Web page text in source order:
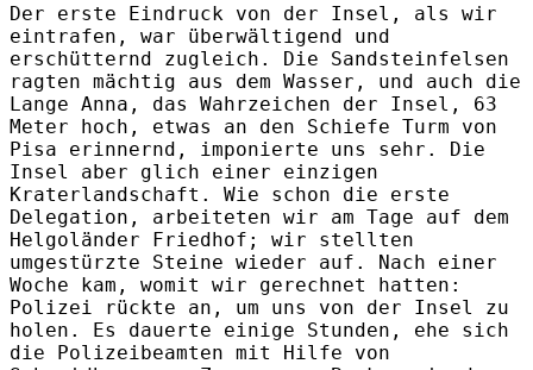
Der erste Eindruck von der Insel, als wir
eintrafen, war überwältigend und
erschütternd zugleich. Die Sandsteinfelsen
ragten mächtig aus dem Wasser, und auch die
Lange Anna, das Wahrzeichen der Insel, 63
Meter hoch, etwas an den Schiefe Turm von
Pisa erinnernd, imponierte uns sehr. Die
Insel aber glich einer einzigen
Kraterlandschaft. Wie schon die erste
Delegation, arbeiteten wir am Tage auf dem
Helgoländer Friedhof; wir stellten
umgestürzte Steine wieder auf. Nach einer
Woche kam, womit wir gerechnet hatten:
Polizei rückte an, um uns von der Insel zu
holen. Es dauerte einige Stunden, ehe sich
die Polizeibeamten mit Hilfe von